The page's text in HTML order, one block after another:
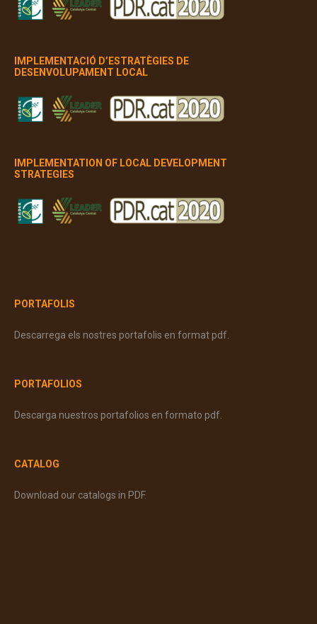
IMPLEMENTACIÓ D’ESTRATÈGIES DE
DESENVOLUPAMENT LOCAL
IMPLEMENTATION OF LOCAL DEVELOPMENT
STRATEGIES
PORTAFOLIS
Descarrega els nostres portafolis en format pdf.
PORTAFOLIOS
Descarga nuestros portafolios en formato pdf.
CATALOG
Download our catalogs in PDF.